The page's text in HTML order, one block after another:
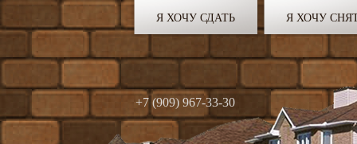
Я ХОЧУ СДАТЬ Я ХОЧУ
+7 (909) 967-33-30